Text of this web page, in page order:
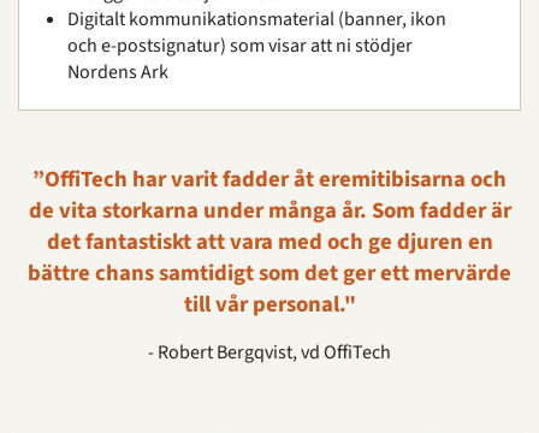
Digitalt kommunikationsmaterial (banner, ikon
och e-postsignatur) som visar att ni stödjer
Nordens Ark
”OffiTech har varit fadder åt eremitibisarna och
de vita storkarna under många år. Som fadder är
det fantastiskt att vara med och ge djuren en
bättre chans samtidigt som det ger ett mervärde
till vår personal."
- Robert Bergqvist, vd OffiTech